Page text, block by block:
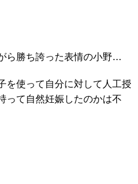
ら勝ち誇った表情の小野…
を使って自分に対して人工授
って自然妊娠したのかは不